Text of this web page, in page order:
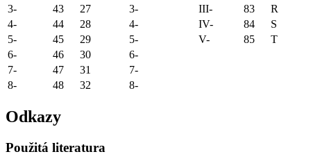
3-
43 27 3- III- 83
R
4-
44 28 4- IV- 84
S
5-
45 29 5- V- 85
T
6-
46 30
6-
7-
47 31
7-
8-
48 32 8-
Odkazy
Použitá literatura